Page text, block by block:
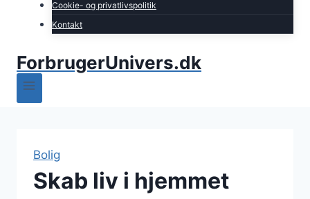
Cookie- og privatlivspolitik
Kontakt
ForbrugerUnivers.dk
Bolig
Skab liv i hjemmet